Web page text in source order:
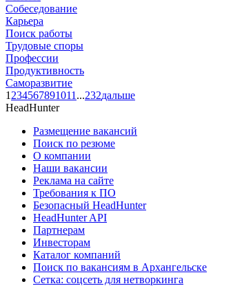
Собеседование
Карьера
Поиск работы
Трудовые споры
Профессии
Продуктивность
Саморазвитие
1 234567891011 ...232дальше
HeadHunter
Размещение вакансий
Поиск по резюме
О компании
Наши вакансии
Реклама на сайте
Требования к ПО
Безопасный HeadHunter
HeadHunter API
Партнерам
Инвесторам
Каталог компаний
Поиск по вакансиям в Архангельске
Сетка: соцсеть для нетворкинга